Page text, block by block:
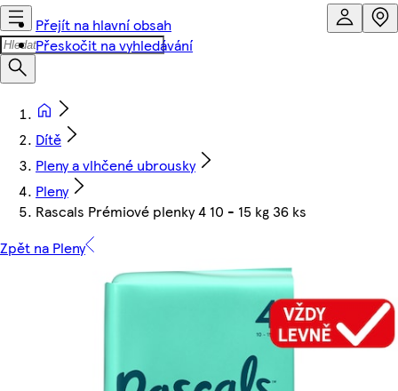
Přejít na hlavní obsah
Přeskočit na vyhledávání
Dítě
Pleny a vlhčené ubrousky
Pleny
Rascals Prémiové plenky 4 10 - 15 kg 36 ks
Zpět na Pleny